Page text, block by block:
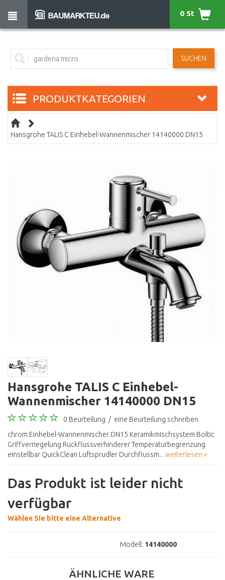
SUCHEN
0 St
PRODUKTKATEGORIEN
Hansgrohe TALIS C Einhebel-Wannenmischer 14140000 DN15
Hansgrohe TALIS C Einhebel-
Wannenmischer 14140000 DN15
0 Beurteilung / eine Beurteilung schreiben
chrom Einhebel-Wannenmischer DN15 Keramikmischsystem Boltic
Griffverriegelung Rückflussverhinderer Temperaturbegrenzung
einstellbar QuickClean Luftsprudler Durchflussm... weiterlesen »
Das Produkt ist leider nicht
verfügbar
Wählen Sie bitte eine Alternative
Modell: 14140000
ÄHNLICHE WARE